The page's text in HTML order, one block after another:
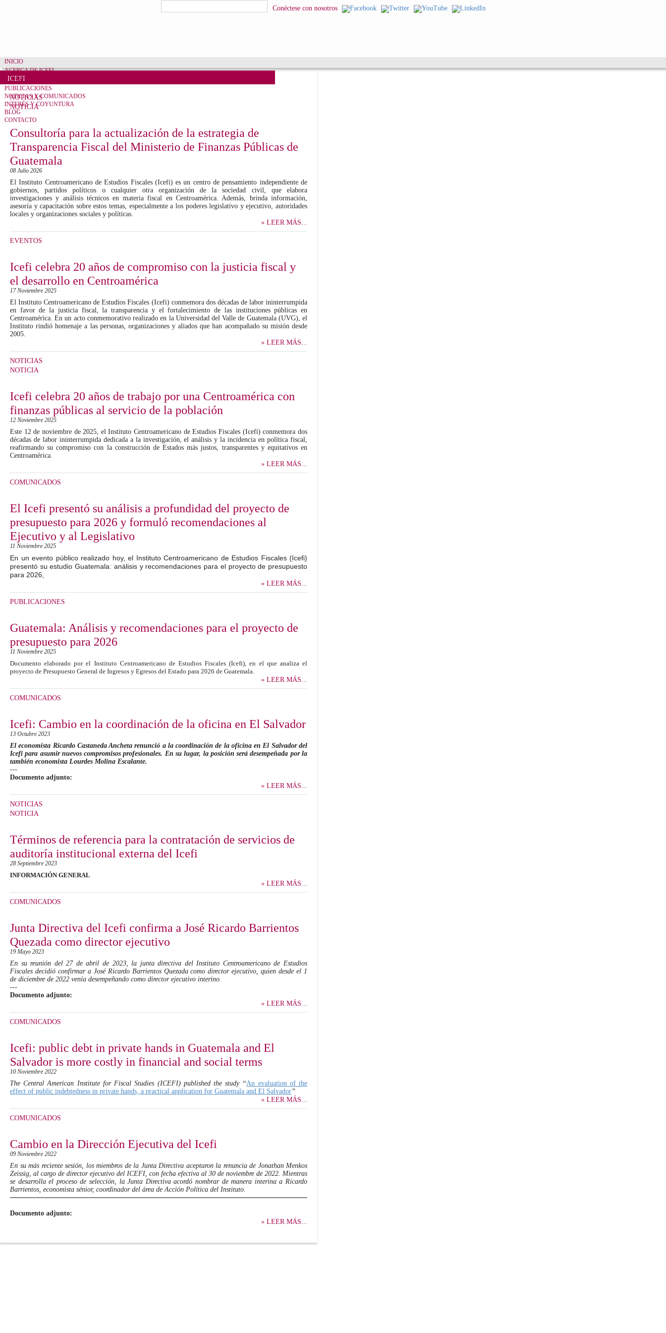
Conéctese con nosotros
INICIO
ACERCA DE ICEFI
CUENTAS CLARAS
PUBLICACIONES
NOTICIAS Y COMUNICADOS
INTERÉS Y COYUNTURA
BLOG
CONTACTO
ICEFI
NOTICIAS
NOTICIA
Consultoría para la actualización de la estrategia de
Transparencia Fiscal del Ministerio de Finanzas Públicas de
Guatemala
08 Julio 2026
El Instituto Centroamericano de Estudios Fiscales (Icefi) es un centro de pensamiento independiente de
gobiernos, partidos políticos o cualquier otra organización de la sociedad civil, que elabora
investigaciones y análisis técnicos en materia fiscal en Centroamérica. Además, brinda información,
asesoría y capacitación sobre estos temas, especialmente a los poderes legislativo y ejecutivo, autoridades
locales y organizaciones sociales y políticas.
» LEER MÁS...
EVENTOS
Icefi celebra 20 años de compromiso con la justicia fiscal y
el desarrollo en Centroamérica
17 Noviembre 2025
El Instituto Centroamericano de Estudios Fiscales (Icefi) conmemora dos décadas de labor ininterrumpida
en favor de la justicia fiscal, la transparencia y el fortalecimiento de las instituciones públicas en
Centroamérica. En un acto conmemorativo realizado en la Universidad del Valle de Guatemala (UVG), el
Instituto rindió homenaje a las personas, organizaciones y aliados que han acompañado su misión desde
2005.
» LEER MÁS...
NOTICIAS
NOTICIA
Icefi celebra 20 años de trabajo por una Centroamérica con
finanzas públicas al servicio de la población
12 Noviembre 2025
Este 12 de noviembre de 2025, el Instituto Centroamericano de Estudios Fiscales (Icefi) conmemora dos
décadas de labor ininterrumpida dedicada a la investigación, el análisis y la incidencia en política fiscal,
reafirmando su compromiso con la construcción de Estados más justos, transparentes y equitativos en
Centroamérica.
» LEER MÁS...
COMUNICADOS
El Icefi presentó su análisis a profundidad del proyecto de
presupuesto para 2026 y formuló recomendaciones al
Ejecutivo y al Legislativo
11 Noviembre 2025
En un evento público realizado hoy, el Instituto Centroamericano de Estudios Fiscales (Icefi)
presentó su estudio Guatemala: análisis y recomendaciones para el proyecto de presupuesto
para 2026,
» LEER MÁS...
PUBLICACIONES
Guatemala: Análisis y recomendaciones para el proyecto de
presupuesto para 2026
11 Noviembre 2025
Documento elaborado por el Instituto Centroamericano de Estudios Fiscales (Icefi), en el que analiza el
proyecto de Presupuesto General de Ingresos y Egresos del Estado para 2026 de Guatemala.
» LEER MÁS...
COMUNICADOS
Icefi: Cambio en la coordinación de la oficina en El Salvador
13 Octubre 2023
El economista Ricardo Castaneda Ancheta renunció a la coordinación de la oficina en El Salvador del
Icefi para asumir nuevos compromisos profesionales. En su lugar, la posición será desempeñada por la
también economista Lourdes Molina Escalante.
---
Documento adjunto:
» LEER MÁS...
NOTICIAS
NOTICIA
Términos de referencia para la contratación de servicios de
auditoría institucional externa del Icefi
28 Septiembre 2023
INFORMACIÓN GENERAL
» LEER MÁS...
COMUNICADOS
Junta Directiva del Icefi confirma a José Ricardo Barrientos
Quezada como director ejecutivo
19 Mayo 2023
En su reunión del 27 de abril de 2023, la junta directiva del Instituto Centroamericano de Estudios
Fiscales decidió confirmar a José Ricardo Barrientos Quezada como director ejecutivo, quien desde el 1
de diciembre de 2022 venía desempeñando como director ejecutivo interino.
---
Documento adjunto:
» LEER MÁS...
COMUNICADOS
Icefi: public debt in private hands in Guatemala and El
Salvador is more costly in financial and social terms
10 Noviembre 2022
The Central American Institute for Fiscal Studies (ICEFI) published the study “An evaluation of the
effect of public indebtedness in private hands, a practical application for Guatemala and El Salvador”
» LEER MÁS...
COMUNICADOS
Cambio en la Dirección Ejecutiva del Icefi
09 Noviembre 2022
En su más reciente sesión, los miembros de la Junta Directiva aceptaron la renuncia de Jonathan Menkos
Zeissig, al cargo de director ejecutivo del ICEFI, con fecha efectiva al 30 de noviembre de 2022. Mientras
se desarrolla el proceso de selección, la Junta Directiva acordó nombrar de manera interina a Ricardo
Barrientos, economista sénior, coordinador del área de Acción Política del Instituto.
Documento adjunto:
» LEER MÁS...